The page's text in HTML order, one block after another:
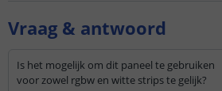
Vraag & antwoord
Is het mogelijk om dit paneel te gebruiken
voor zowel rgbw en witte strips te gelijk?